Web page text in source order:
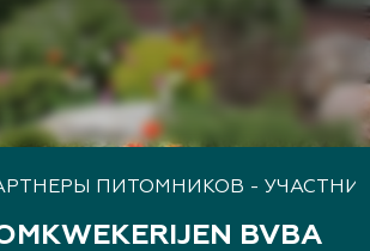
ПИТОМНИКОВ -
BVBA